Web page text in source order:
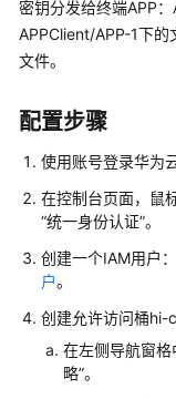
品
绍
计
说
明
快
速
门
密钥分发给终端APP
APPClient/APP-1下的
文件。
配置步骤
使用账号登录华为
在控制台页面，鼠
“统一身份认证”。
创建一个IAM用户
户。
创建允许访问桶hi-
在左侧导航窗格
略”。